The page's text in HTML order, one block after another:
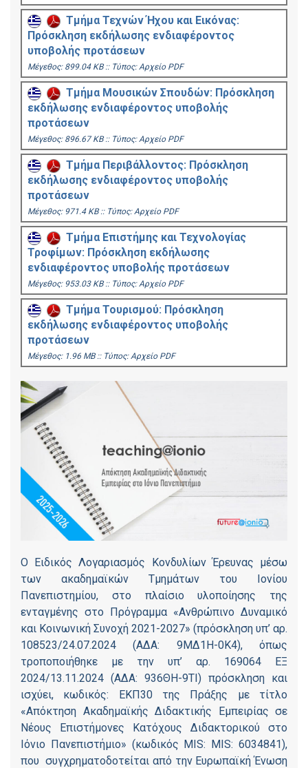
Τμήμα Τεχνών Ήχου και Εικόνας:
Πρόσκληση εκδήλωσης ενδιαφέροντος
υποβολής προτάσεων
Mέγεθος: 899.04 KB :: Τύπος: Αρχείο PDF
Τμήμα Μουσικών Σπουδών: Πρόσκληση
εκδήλωσης ενδιαφέροντος υποβολής
προτάσεων
Mέγεθος: 896.67 KB :: Τύπος: Αρχείο PDF
Τμήμα Περιβάλλοντος: Πρόσκληση
εκδήλωσης ενδιαφέροντος υποβολής
προτάσεων
Mέγεθος: 971.4 KB :: Τύπος: Αρχείο PDF
Τμήμα Επιστήμης και Τεχνολογίας
Τροφίμων: Πρόσκληση εκδήλωσης
ενδιαφέροντος υποβολής προτάσεων
Mέγεθος: 953.03 KB :: Τύπος: Αρχείο PDF
Τμήμα Τουρισμού: Πρόσκληση
εκδήλωσης ενδιαφέροντος υποβολής
προτάσεων
Mέγεθος: 1.96 MB :: Τύπος: Αρχείο PDF
Ο Ειδικός Λογαριασμός Κονδυλίων Έρευνας μέσω
των ακαδημαϊκών Τμημάτων του Ιονίου
Πανεπιστημίου, στο πλαίσιο υλοποίησης της
ενταγμένης στο Πρόγραμμα «Ανθρώπινο Δυναμικό
και Κοινωνική Συνοχή 2021-2027» (πρόσκληση υπ’ αρ.
108523/24.07.2024 (ΑΔΑ: 9ΜΔ1Η-0Κ4), όπως
τροποποιήθηκε με την υπ’ αρ. 169064 ΕΞ
2024/13.11.2024 (ΑΔΑ: 936ΘΗ-9ΤΙ) πρόσκληση και
ισχύει, κωδικός: ΕΚΠ30 της Πράξης με τίτλο
«Απόκτηση Ακαδημαϊκής Διδακτικής Εμπειρίας σε
Νέους Επιστήμονες Κατόχους Διδακτορικού στο
Ιόνιο Πανεπιστήμιο» (κωδικός MIS: MIS: 6034841),
που συγχρηματοδοτείται από την Ευρωπαϊκή Ένωση